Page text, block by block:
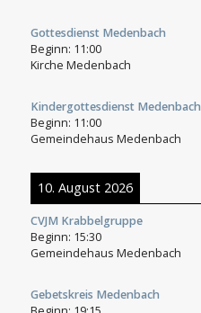
Gottesdienst Medenbach
Beginn: 11:00
Kirche Medenbach
Kindergottesdienst Medenbach
Beginn: 11:00
Gemeindehaus Medenbach
10. August 2026
CVJM Krabbelgruppe
Beginn: 15:30
Gemeindehaus Medenbach
Gebetskreis Medenbach